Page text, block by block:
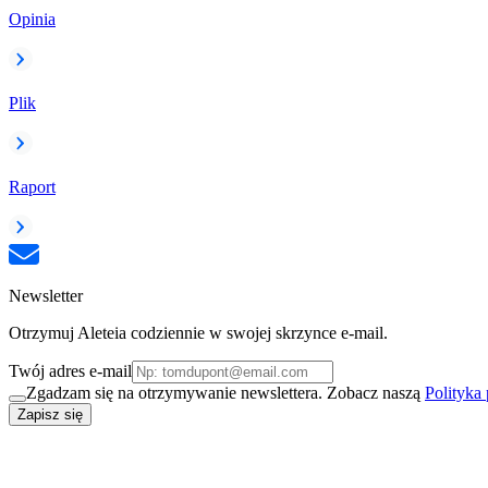
Opinia
Plik
Raport
Newsletter
Otrzymuj Aleteia codziennie w swojej skrzynce e-mail.
Twój adres e-mail
Zgadzam się na otrzymywanie newslettera. Zobacz naszą Polityka
Zapisz się